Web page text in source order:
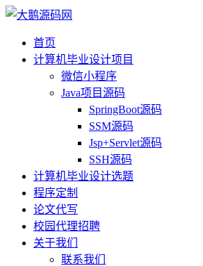
首页
计算机毕业设计项目
微信小程序
Java项目源码
SpringBoot源码
SSM源码
Jsp+Servlet源码
SSH源码
计算机毕业设计选题
程序定制
论文代写
校园代理招聘
关于我们
联系我们